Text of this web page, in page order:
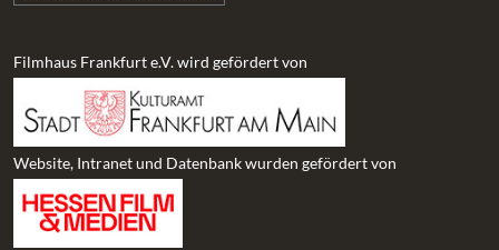
Filmhaus Frankfurt e.V. wird gefördert von
Website, Intranet und Datenbank wurden gefördert von